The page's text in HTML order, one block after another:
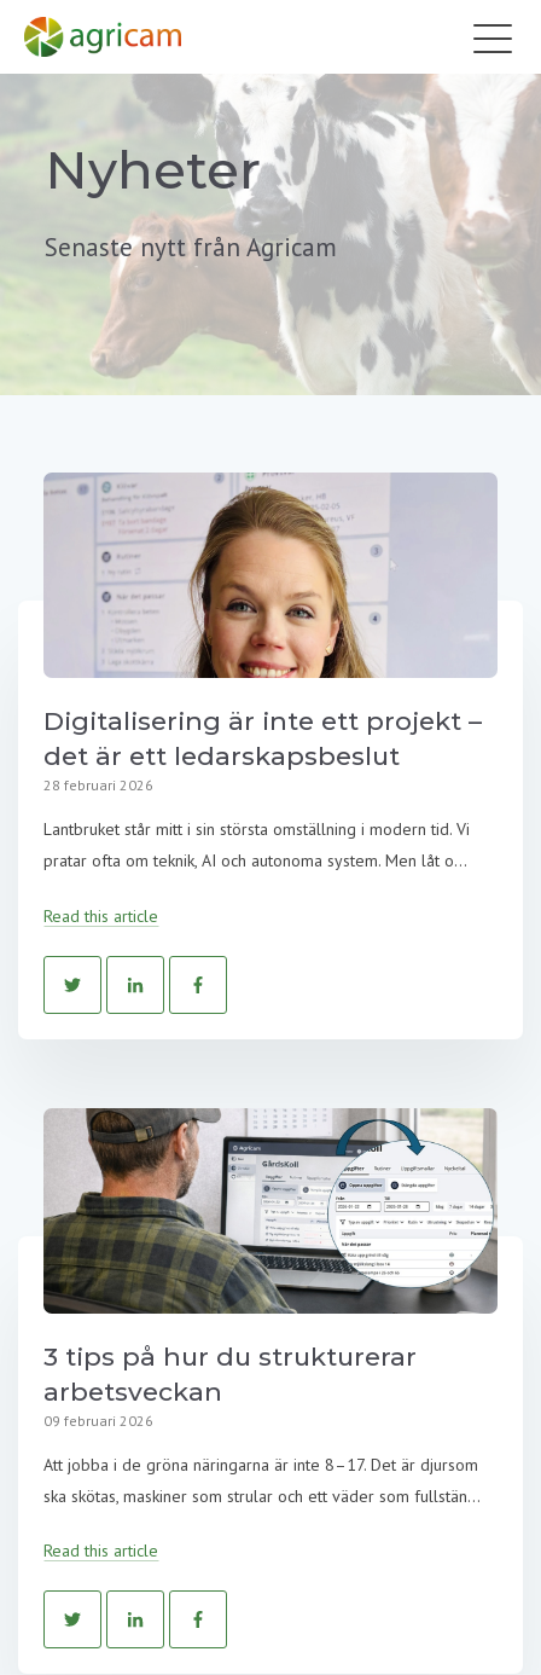
Nyheter
Senaste nytt från Agricam
Digitalisering är inte ett projekt –
det är ett ledarskapsbeslut
28 februari 2026
Lantbruket står mitt i sin största omställning i modern tid. Vi
pratar ofta om teknik, AI och autonoma system. Men låt o...
Read this article
3 tips på hur du strukturerar
arbetsveckan
09 februari 2026
Att jobba i de gröna näringarna är inte 8–17. Det är djursom
ska skötas, maskiner som strular och ett väder som fullstän...
Read this article